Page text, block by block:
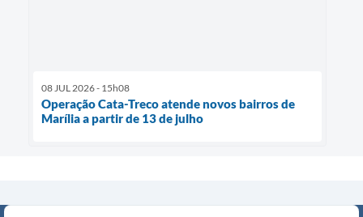
08 JUL 2026 - 15h08
Operação Cata-Treco atende novos bairros de
Marília a partir de 13 de julho